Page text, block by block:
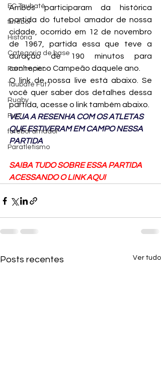
EC Taubaté
futebol
História
Categoria de base
Paralímpico
Taubaté Fut7
Rugby
Fut7
futebol amador
Paratletismo
Ambos participaram da histórica
partida do futebol amador de nossa
cidade, ocorrido em 12 de novembro
de 1967, partida essa que teve a
duração de 190 minutos para
conhecer o Campeão daquele ano.
O link de nossa live está abaixo. Se
você quer saber dos detalhes dessa
partida, acesse o link também abaixo.
VEJA A RESENHA COM OS ATLETAS
QUE ESTIVERAM EM CAMPO NESSA
PARTIDA
SAIBA TUDO SOBRE ESSA PARTIDA
ACESSANDO O LINK AQUI
Posts recentes Ver tudo